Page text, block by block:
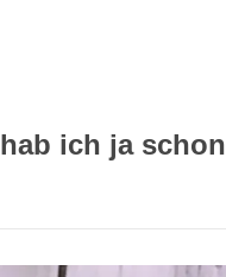
ich ja schon